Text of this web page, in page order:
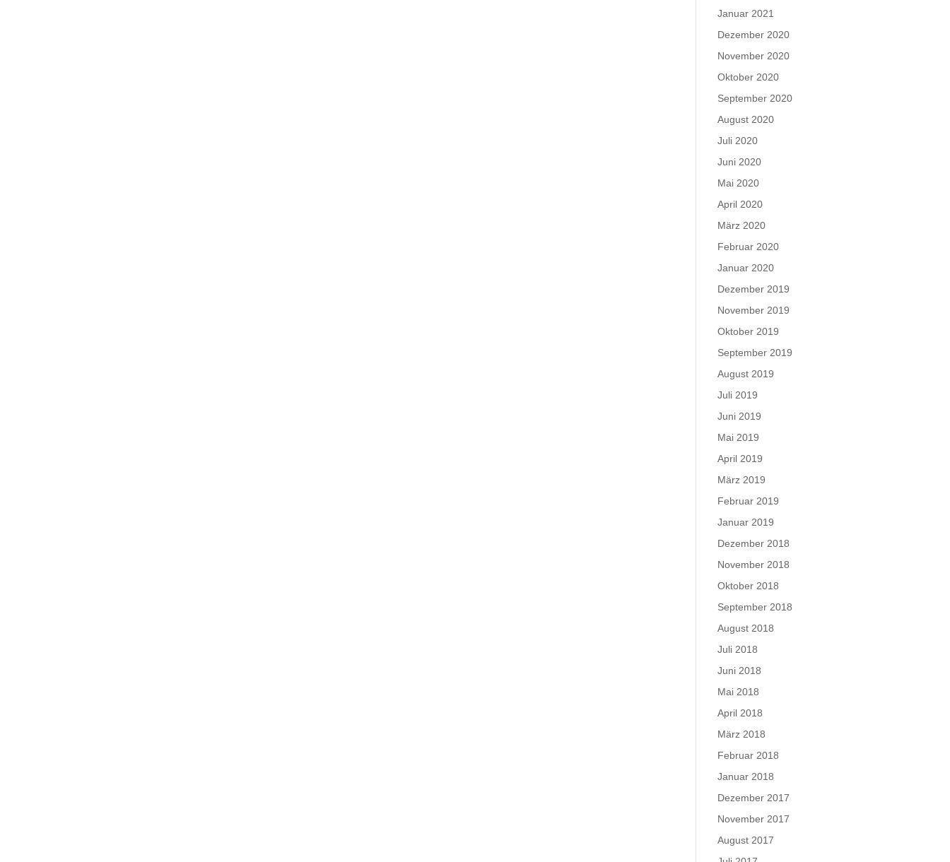
Januar 2021
Dezember 2020
November 2020
Oktober 2020
September 2020
August 2020
Juli 2020
Juni 2020
Mai 2020
April 2020
März 2020
Februar 2020
Januar 2020
Dezember 2019
November 2019
Oktober 2019
September 2019
August 2019
Juli 2019
Juni 2019
Mai 2019
April 2019
März 2019
Februar 2019
Januar 2019
Dezember 2018
November 2018
Oktober 2018
September 2018
August 2018
Juli 2018
Juni 2018
Mai 2018
April 2018
März 2018
Februar 2018
Januar 2018
Dezember 2017
November 2017
August 2017